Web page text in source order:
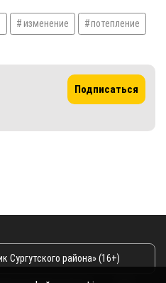
изменение потепление
Подписаться
Сургутского района» (16+)